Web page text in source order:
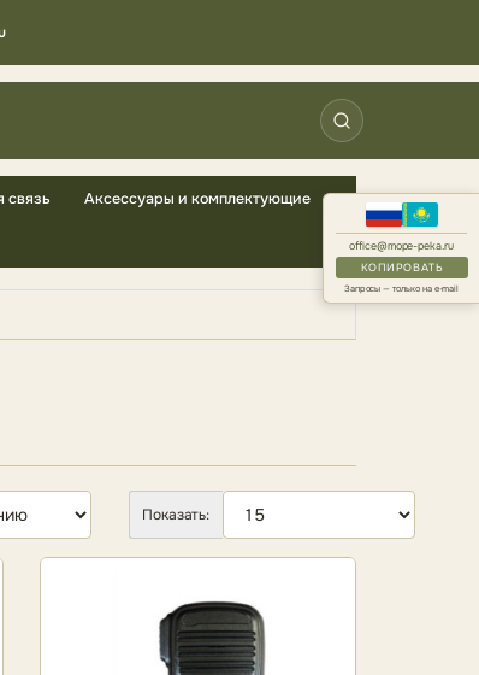
office@mope-peka.ru
КОПИРОВАТЬ
Запросы — только на e-mail
связь Аксессуары и комплектующие
Показать: